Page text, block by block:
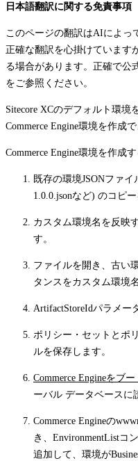
日本語翻訳に関する免責事項
このページの翻訳はAIによっ
正確な翻訳を心掛けています
る場合があります。正確で公
をご参照ください。
Sitecore XCのデフォルト環境
Commerce Engine環境を作成で
Commerce Engine環境を作成
既存の環境JSONファイ
1.0.0.jsonなど) のコピー
カスタム環境名を反映
す。
ファイルを開き、古い
タンスをカスタム環境
ArtifactStoreIdパラメー
ポリシー・セットとポ
ルを保存します。
Commerce Engineをブ
ーバル データベースに
Commerce Engineの
き、 EnvironmentListコ
追加して、環境が